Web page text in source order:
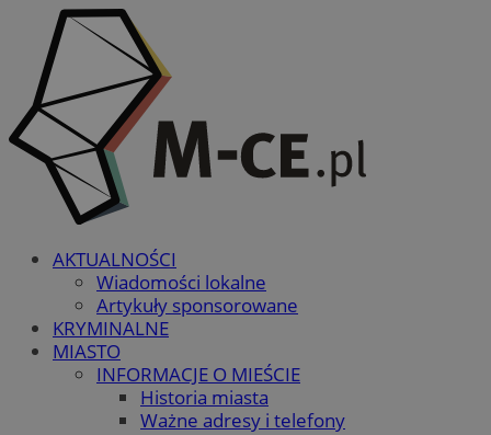
AKTUALNOŚCI
Wiadomości lokalne
Artykuły sponsorowane
KRYMINALNE
MIASTO
INFORMACJE O MIEŚCIE
Historia miasta
Ważne adresy i telefony